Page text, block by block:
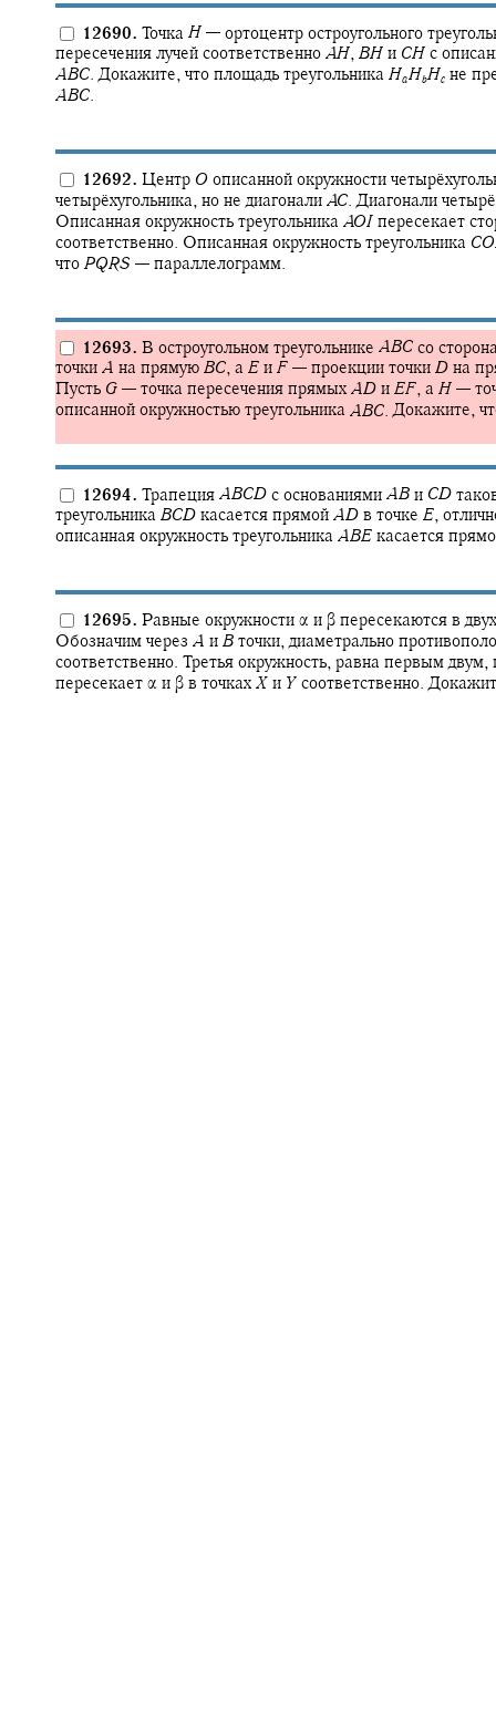
12690. Точка H — ортоцентр остроугольного
пересечения лучей соответственно AH, BH и CH с
ABC. Докажите, что площадь треугольника HaHbHc не
ABC.
12692. Центр O описанной окружности
четырёхугольника, но не диагонали AC. Диагонали
Описанная окружность треугольника AOI пересекает
соответственно. Описанная окружность треугольника CO
что PQRS — параллелограмм.
12693. В остроугольном треугольнике ABC со
точки A на прямую BC, а E и F — проекции точки D на
Пусть G — точка пересечения прямых AD и EF, а H —
описанной окружностью треугольника ABC. Докажите,
12694. Трапеция ABCD с основаниями AB и CD
треугольника BCD касается прямой AD в точке E,
описанная окружность треугольника ABE касается
12695. Равные окружности α и β пересекаются в
Обозначим через A и B точки, диаметрально
соответственно. Третья окружность, равна первым двум,
пересекает α и β в точках X и Y соответственно.